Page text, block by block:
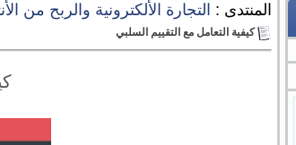
المنتدى : التجارة الألكترونية والربح من
كيفية التعامل مع التقييم السلبي